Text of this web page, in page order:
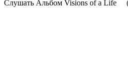
Cлушать Альбом Visions of a Life